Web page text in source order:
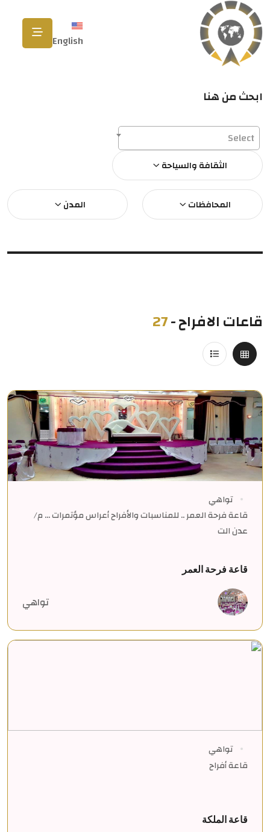
English
ابحث من هنا
Select
الثقافة والسياحة
المحافظات المدن
قاعات الافراح-
27
تواهي
قاعة فرحة العمر .. للمناسبات والأفراح أعراس مؤتمرات ... م/
عدن الت
قاعة فرحة العمر
تواهي
تواهي
قاعة أفراح
قاعة الملكة